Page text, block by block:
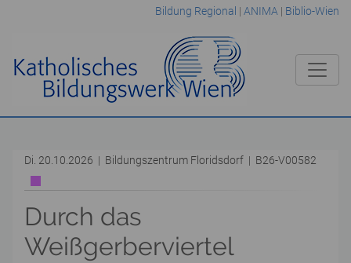
Bildung Regional | ANIMA | Biblio-Wien
Di. 20.10.2026 | Bildungszentrum Floridsdorf | B26-V00582
Durch das
Weißgerberviertel